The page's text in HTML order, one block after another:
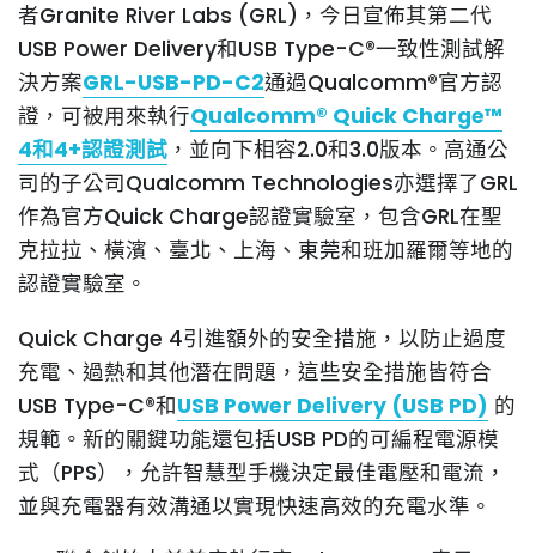
者Granite River Labs (GRL)，今日宣佈其第二代
USB Power Delivery和USB Type-C®一致性測試解
決方案GRL-USB-PD-C2通過Qualcomm®官方認
證，可被用來執行Qualcomm® Quick Charge™
4和4+認證測試 ，並向下相容2.0和3.0版本。高通公
司的子公司Qualcomm Technologies亦選擇了GRL
作為官方Quick Charge認證實驗室，包含GRL在聖
克拉拉、橫濱、臺北、上海、東莞和班加羅爾等地的
認證實驗室。
Quick Charge 4引進額外的安全措施，以防止過度
充電、過熱和其他潛在問題，這些安全措施皆符合
USB Type-C®和USB Power Delivery (USB PD) 的
規範。新的關鍵功能還包括USB PD的可編程電源模
式（PPS），允許智慧型手機決定最佳電壓和電流，
並與充電器有效溝通以實現快速高效的充電水準。